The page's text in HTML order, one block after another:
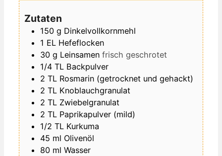
Zutaten
150 g Dinkelvollkornmehl
1 EL Hefeflocken
30 g Leinsamen frisch geschrotet
1/4 TL Backpulver
2 TL Rosmarin (getrocknet und gehackt)
2 TL Knoblauchgranulat
2 TL Zwiebelgranulat
2 TL Paprikapulver (mild)
1/2 TL Kurkuma
45 ml Olivenöl
80 ml Wasser